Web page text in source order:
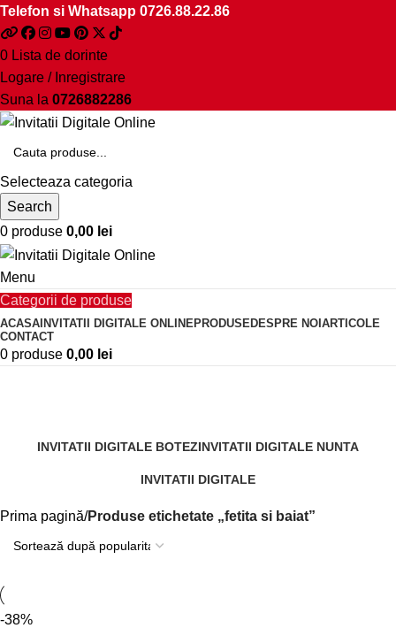
Telefon si Whatsapp 0726.88.22.86
0 Lista de dorinte
Logare / Inregistrare
Suna la 0726882286
Selecteaza categoria
Search
0 produse 0,00 lei
Menu
Categorii de produse
ACASAINVITATII DIGITALE ONLINEPRODUSEDESPRE NOIARTICOLE
CONTACT
0 produse 0,00 lei
INVITATII DIGITALE BOTEZINVITATII DIGITALE NUNTA
INVITATII DIGITALE
Prima pagină Produse etichetate „fetita si baiat”
-38%